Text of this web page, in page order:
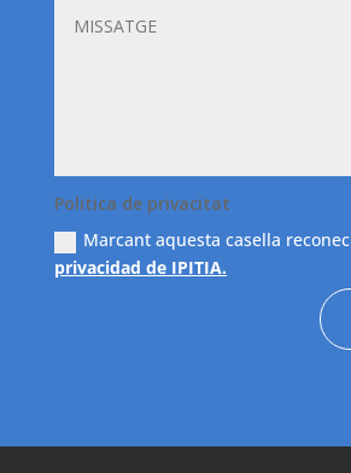
Politica de privacitat
Marcant aquesta casella reconec
privacidad de IPITIA.